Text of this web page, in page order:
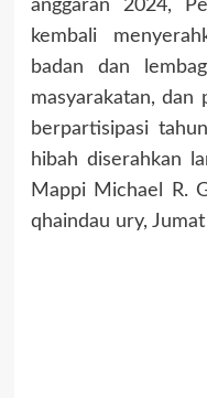
anggaran 2024,
kembali
badan dan
masyarakatan, dan
berpartisipasi
hibah diserahkan
Mappi Michael R.
qhaindau ury,